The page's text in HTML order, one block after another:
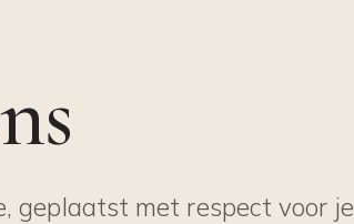
geplaatst met respect voor je